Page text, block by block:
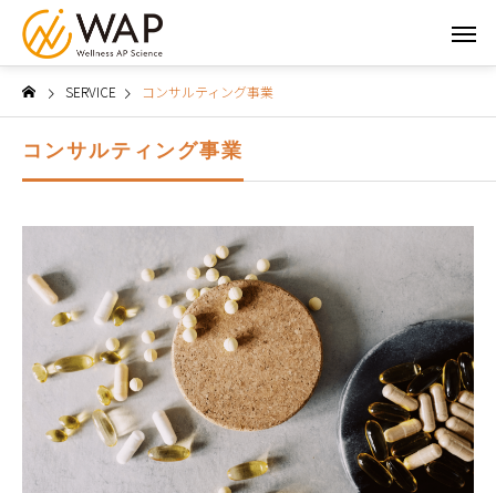
SERVICE コンサルティング事業
コンサルティング事業